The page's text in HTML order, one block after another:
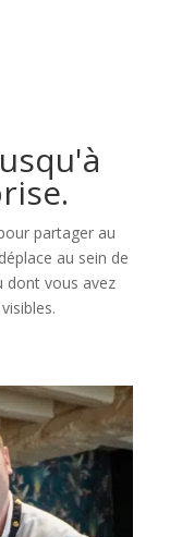
partager au
au sein de
dont vous avez